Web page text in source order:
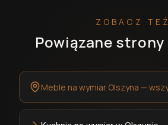
ZOBACZ TEŻ
Powiązane
Meble na wymiar Olszyna —